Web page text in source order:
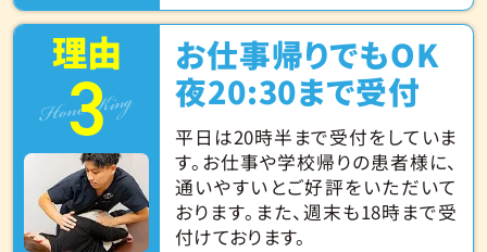
理由
3
Hone King
お仕事帰りでもOK
夜20:30まで受付
平日は20時半まで受付をしていま
す。お仕事や学校帰りの患者様に、
通いやすいとご好評をいただいて
おります。また、週末も18時まで受
付けております。